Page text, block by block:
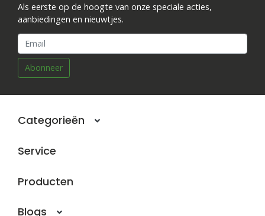
Als eerste op de hoogte van onze speciale acties,
aanbiedingen en nieuwtjes.
Abonneer
Categorieën
Service
Producten
Blogs